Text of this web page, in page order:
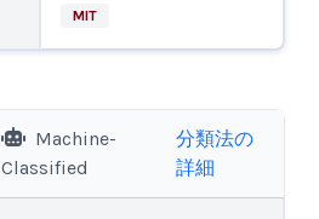
MIT
Machine-
Classified
分類法の
詳細